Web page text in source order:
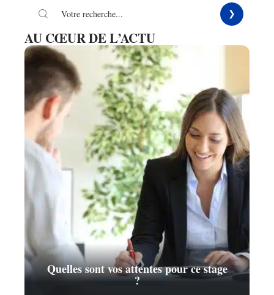
AU CŒUR DE L’ACTU
Quelles sont vos attentes pour ce stage
?